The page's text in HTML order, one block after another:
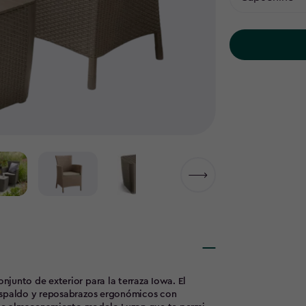
de exterior para la terraza Iowa. El
y reposabrazos ergonómicos con